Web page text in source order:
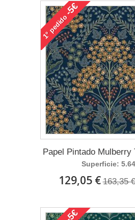
1°
pedido
-5€
Papel Pintado Mulberry
Superficie:
129,05 € 163,35 €
-5€